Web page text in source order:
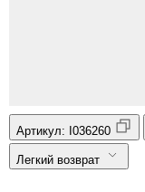
Артикул: I036260
Легкий возврат